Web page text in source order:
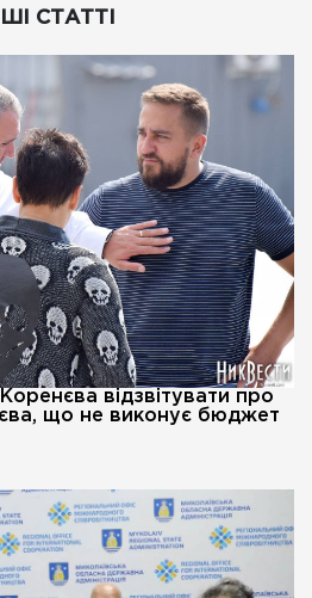
СТАТТІ
відзвітувати про
що не виконує бюджет